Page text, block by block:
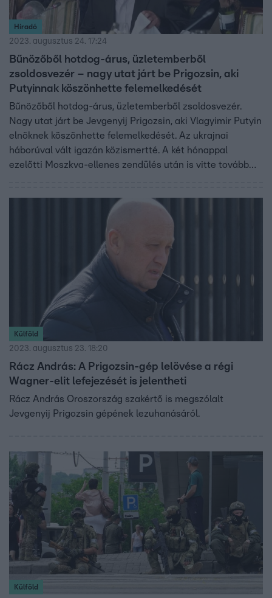
Híradó
2023. augusztus 24. 17:24
Bűnözőből hotdog-árus, üzletemberből
zsoldosvezér – nagy utat járt be Prigozsin, aki
Putyinnak köszönhette felemelkedését
Bűnözőből hotdog-árus, üzletemberből zsoldosvezér.
Nagy utat járt be Jevgenyij Prigozsin, aki Vlagyimir Putyin
elnöknek köszönhette felemelkedését. Az ukrajnai
háborúval vált igazán közismertté. A két hónappal
ezelőtti Moszkva-ellenes zendülés után is vitte tovább
Külföld
2023. augusztus 23. 18:20
Rácz András: A Prigozsin-gép lelövése a régi
Wagner-elit lefejezését is jelentheti
Rácz András Oroszország szakértő is megszólalt
Jevgenyij Prigozsin gépének lezuhanásáról.
Külföld